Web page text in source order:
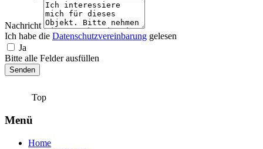
Nachricht
Ich habe die Datenschutzvereinbarung gelesen
Ja
Bitte alle Felder ausfüllen
Senden
Top
Menü
Home